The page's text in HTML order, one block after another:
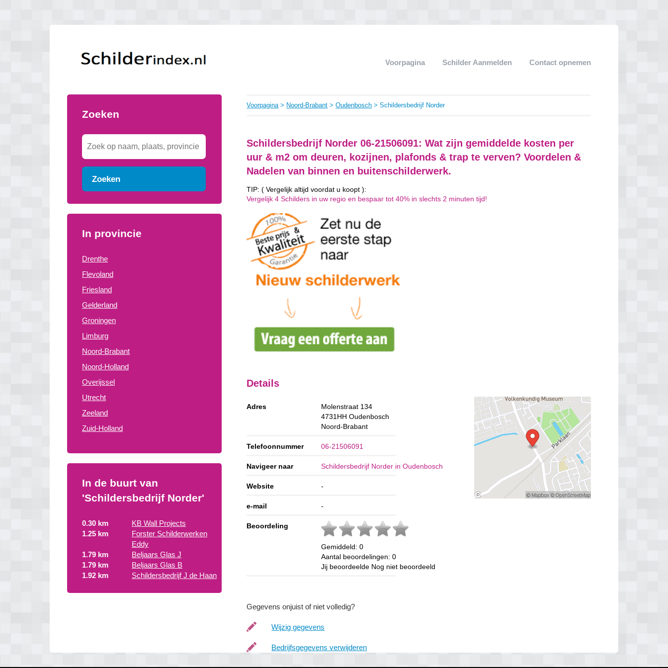
Voorpagina Schilder Aanmelden Contact opnemen
Zoeken
Zoeken
In provincie
Drenthe
Flevoland
Friesland
Gelderland
Groningen
Limburg
Noord-Brabant
Noord-Holland
Overijssel
Utrecht
Zeeland
Zuid-Holland
In de buurt van
'Schildersbedrijf Norder'
0.30 km
KB Wall Projects
1.25 km
Forster Schilderwerken
Eddy
1.79 km
Beljaars Glas J
1.79 km
Beljaars Glas B
1.92 km
Schildersbedrijf J de Haan
Voorpagina> Noord-Brabant >Oudenbosch > Schildersbedrijf Norder
Schildersbedrijf Norder 06-21506091: Wat zijn gemiddelde kosten per
uur & m2 om deuren, kozijnen, plafonds & trap te verven? Voordelen &
Nadelen van binnen en buitenschilderwerk.
TIP: ( Vergelijk altijd voordat u koopt ):
Vergelijk 4 Schilders in uw regio en bespaar tot 40% in slechts 2 minuten tijd!
Details
Adres
Molenstraat 134
4731HH Oudenbosch
Noord-Brabant
Telefoonnummer 06-21506091
Navigeer naar Schildersbedrijf Norder in Oudenbosch
Website -
e-mail -
Beoordeling
Gemiddeld:0
Aantal beoordelingen:0
Jij beoordeelde Nog niet beoordeeld
Gegevens onjuist of niet volledig?
Wijzig gegevens
Bedrijfsgegevens verwijderen